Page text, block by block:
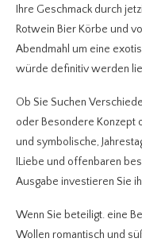
Ihre Geschmack durch
Rotwein Bier Körbe und
Abendmahl um eine
würde definitiv werden
Ob Sie Suchen
oder Besondere Konzept
und symbolische,
ILiebe und offenbaren
Ausgabe investieren Sie
Wenn Sie beteiligt. eine
Wollen romantisch und